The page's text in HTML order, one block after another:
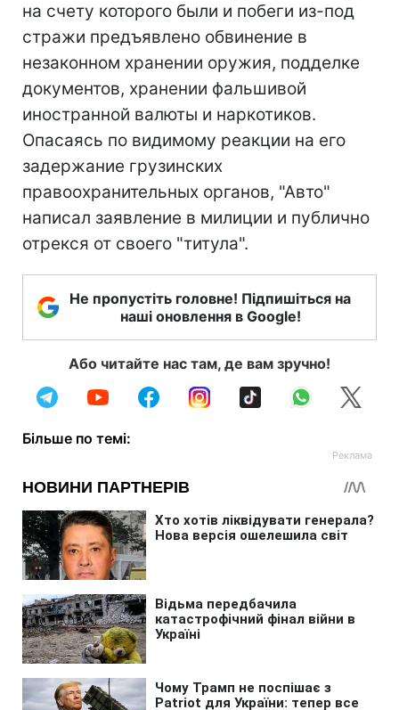
на счету которого были и побеги из-под
стражи предъявлено обвинение в
незаконном хранении оружия, подделке
документов, хранении фальшивой
иностранной валюты и наркотиков.
Опасаясь по видимому реакции на его
задержание грузинских
правоохранительных органов, "Авто"
написал заявление в милиции и публично
отрекся от своего "титула".
Не пропустіть головне! Підпишіться на
наші оновлення в Google!
Або читайте нас там, де вам зручно!
Більше по темі: